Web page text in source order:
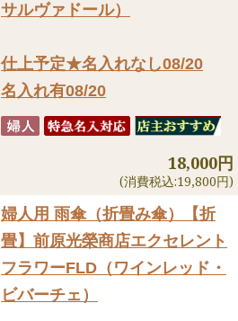
サルヴァドール）
仕上予定★名入れなし08/20
名入れ有08/20
18,000円
(消費税込:19,800円)
婦人用 雨傘（折畳み傘）
【折
畳】前原光榮商店エクセレント
フラワーFLD（ワインレッド・
ビバーチェ）